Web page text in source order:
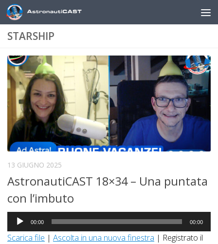
Sotto il contenuto
STARSHIP
13 GIUGNO 2025
AstronautiCAST 18×34 – Una puntata
con l’imbuto
Audio
Player
00:00 00:00
Scarica file | Ascolta in una nuova finestra | Registrato il